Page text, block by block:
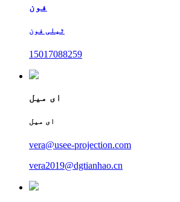
فون
ٹیلی فون
15017088259
ای میل
ای میل
vera@usee-projection.com
vera2019@dgtianhao.cn